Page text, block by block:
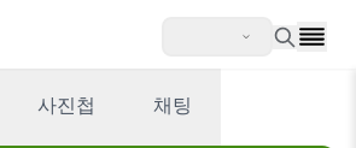
사진첩 채팅